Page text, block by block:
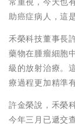
助癌症病人，這
禾榮科技董事長
藥物在腫瘤細胞
級的放射治療。
療過程更加精準
許金榮說，禾榮
今年三月已遞交